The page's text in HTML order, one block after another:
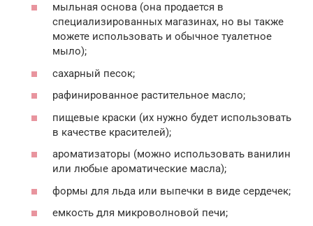
мыльная основа (она продается в
специализированных магазинах, но вы также
можете использовать и обычное туалетное
мыло);
сахарный песок;
рафинированное растительное масло;
пищевые краски (их нужно будет использовать
в качестве красителей);
ароматизаторы (можно использовать ванилин
или любые ароматические масла);
формы для льда или выпечки в виде сердечек;
емкость для микроволновой печи;